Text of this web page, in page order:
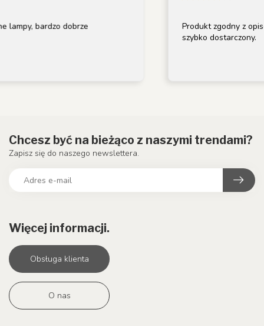
lampy, bardzo dobrze
Produkt zgodny z
szybko dostarczony.
Więcej informacji.
Obsługa klienta
O nas
Chcesz być na bieżąco z naszymi trendami?
Zapisz się do naszego newslettera.